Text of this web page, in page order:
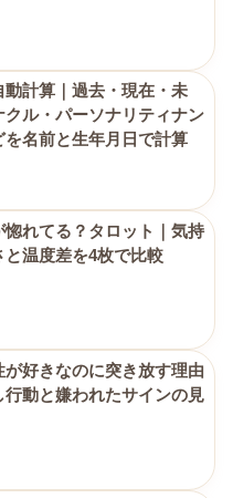
動計算｜過去・現在・未
クル・パーソナリティナン
を名前と生年月日で計算
惚れてる？タロット｜気持
と温度差を4枚で比較
が好きなのに突き放す理由
行動と嫌われたサインの見